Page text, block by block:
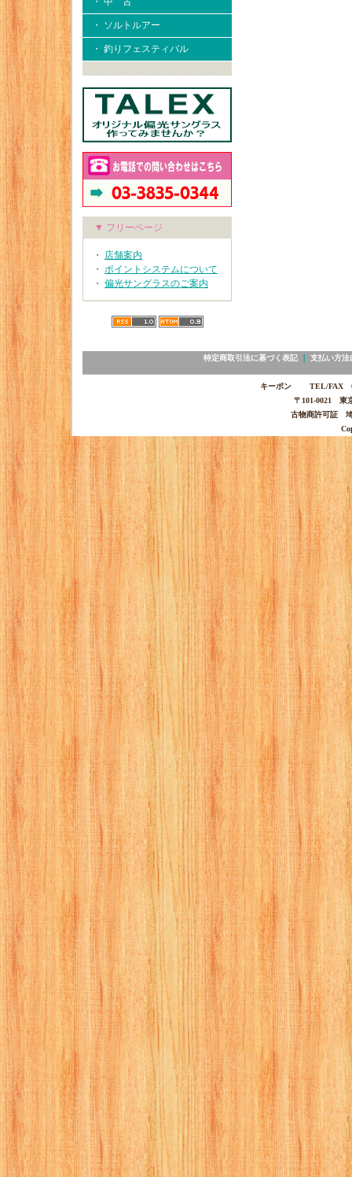
・ ソルトルアー
・ 釣りフェスティバル
▼ フリーページ
・ 店舗案内
・ ポイントシステムについて
・ 偏光サングラスのご案内
特定商取引法に基づく表記｜ 支払い方法
キーポン TEL/FAX
〒101-0021 東
古物商許可証